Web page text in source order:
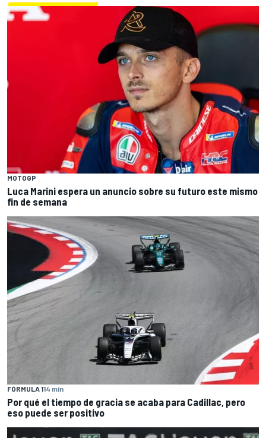
MOTOGP
Luca Marini espera un anuncio sobre su futuro este mismo
fin de semana
FÓRMULA 114 min
Por qué el tiempo de gracia se acaba para Cadillac, pero
eso puede ser positivo